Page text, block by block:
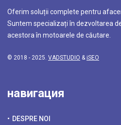
Oferim soluții complete pentru
Suntem specializați în dezvoltarea
acestora în motoarele de căutare.
© 2018 - 2025. VADSTUDIO & iSEO
навигация
DESPRE NOI